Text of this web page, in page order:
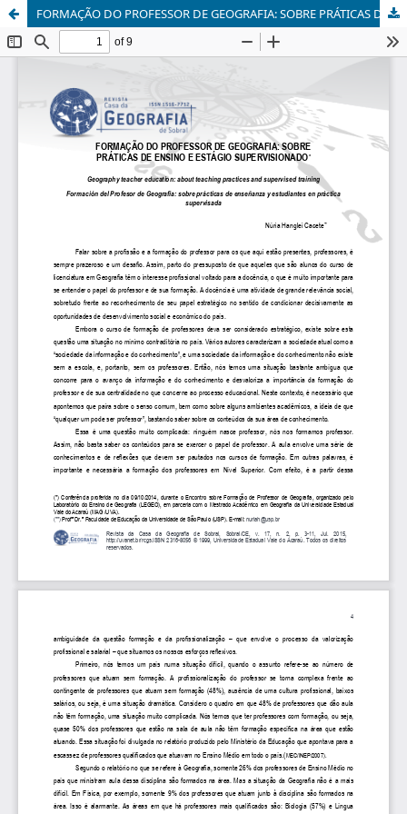
FORMAÇÃO DO PROFESSOR DE GEOGRAFIA: SOBRE PRÁTICAS DE ENSINO E ESTÁGIO SUPERVISIONADO